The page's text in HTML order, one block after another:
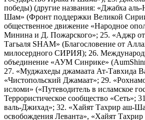
победы) (другие названия: «Джабха
Шам» (Фронт поддержки Великой
общественное движение «Народное
Минина и Д. Пожарского»; 25. «Аджр от
Тагьаля SHAM» (Благословение от
милосердного СИРИЯ); 26.
объединение «АУМ Синрике»
27. «Муджахеды джамаата Ат-Тавхида
«Чистопольский Джамаат»; 29.
исломи» («Путеводитель в исламское
Террористическое сообщество «Сеть»;
валь-Джихад»; 32. «Хайят Тахрир аш-
освобождения Леванта», «Хайят